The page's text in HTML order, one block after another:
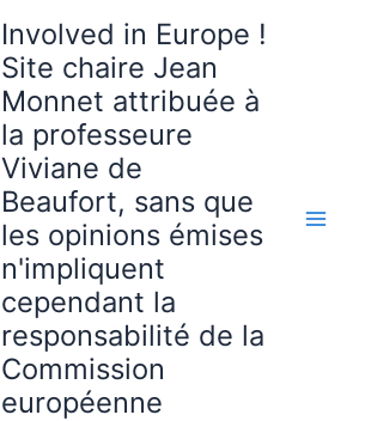
Involved in Europe !
Site chaire Jean
Monnet attribuée à
la professeure
Viviane de
Beaufort, sans que
les opinions émises
n'impliquent
cependant la
responsabilité de la
Commission
européenne